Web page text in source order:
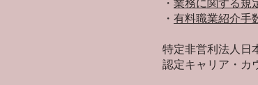
見つける3つのヒント
​・ 有料職業紹介手
特定非営利法人日
認定キャリア・カ